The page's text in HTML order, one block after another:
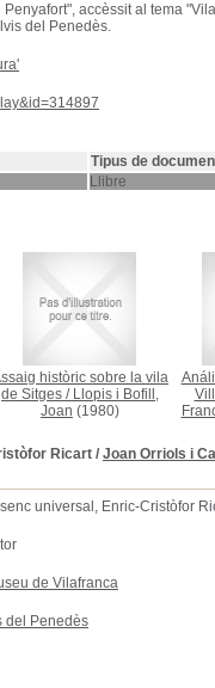
accèssit al tema
del Penedès.
Tipus de
Llibre
històric sobre la vila
de Sitges / Llopis i Bofill,
Joan (1980)
Ricart / Joan Orriols i
universal, Enric-Cristòfor
de Vilafranca
del Penedès